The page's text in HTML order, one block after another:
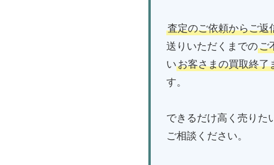
査定のご依頼からご返
送りいただくまでのご
いお客さまの買取終了
す。
できるだけ高く売りた
ご相談ください。